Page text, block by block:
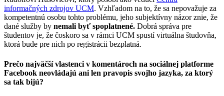
informačných zdrojov UCM. Vzhľadom na to, že sa nepovažuje za
kompetentnú osobu tohto problému, jeho subjektívny názor znie, že
dané služby by nemali byť spoplatnené. Dobrá správa pre
študentov je, že čoskoro sa v rámci UCM spustí virtuálna študovňa,
ktorá bude pre nich po registrácii bezplatná.
Prečo najväčší vlastenci v komentároch na sociálnej platforme
Facebook neovládajú ani len pravopis svojho jazyka, za ktorý
sa tak bijú?